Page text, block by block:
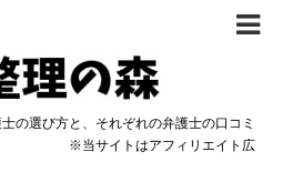
の選び方と、それぞれの弁護士の口コミ
。 ※当サイトはアフィリエイト広